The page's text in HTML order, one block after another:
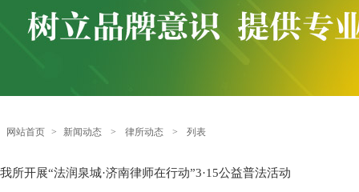
网站首页 > 新闻动态 > 律所动态 > 列表
我所开展“法润泉城·济南律师在行动”3·15公益普法活动